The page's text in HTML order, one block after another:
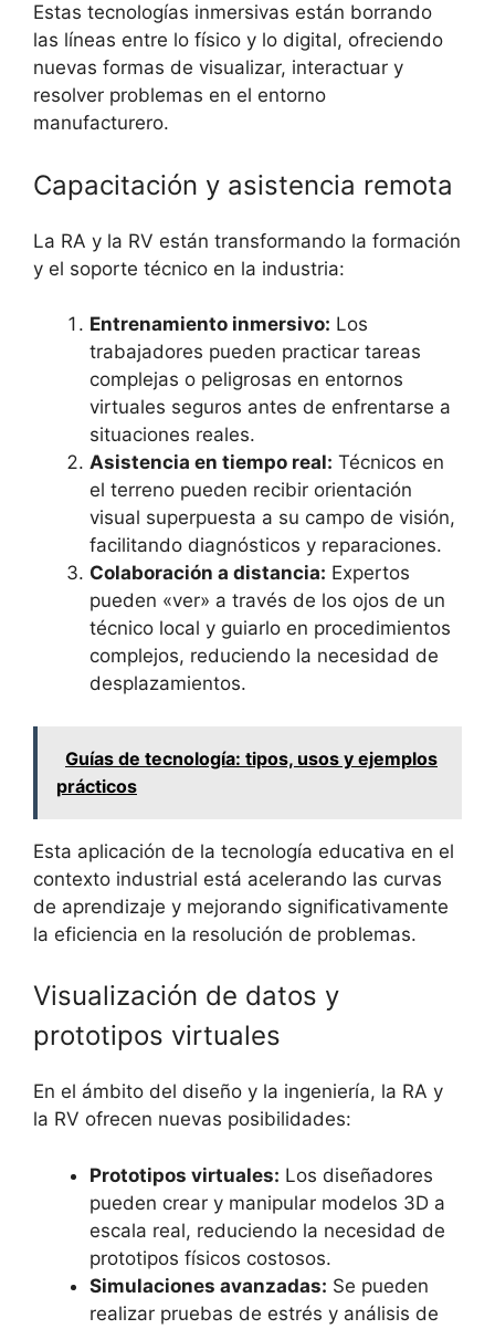
Estas tecnologías inmersivas están borrando
las líneas entre lo físico y lo digital, ofreciendo
nuevas formas de visualizar, interactuar y
resolver problemas en el entorno
manufacturero.
Capacitación y asistencia remota
La RA y la RV están transformando la formación
y el soporte técnico en la industria:
Entrenamiento inmersivo: Los
trabajadores pueden practicar tareas
complejas o peligrosas en entornos
virtuales seguros antes de enfrentarse a
situaciones reales.
Asistencia en tiempo real: Técnicos en
el terreno pueden recibir orientación
visual superpuesta a su campo de visión,
facilitando diagnósticos y reparaciones.
Colaboración a distancia: Expertos
pueden «ver» a través de los ojos de un
técnico local y guiarlo en procedimientos
complejos, reduciendo la necesidad de
desplazamientos.
Guías de tecnología: tipos, usos y ejemplos
prácticos
Esta aplicación de la tecnología educativa en el
contexto industrial está acelerando las curvas
de aprendizaje y mejorando significativamente
la eficiencia en la resolución de problemas.
Visualización de datos y
prototipos virtuales
En el ámbito del diseño y la ingeniería, la RA y
la RV ofrecen nuevas posibilidades:
Prototipos virtuales: Los diseñadores
pueden crear y manipular modelos 3D a
escala real, reduciendo la necesidad de
prototipos físicos costosos.
Simulaciones avanzadas: Se pueden
realizar pruebas de estrés y análisis de